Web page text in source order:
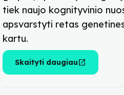
tiek naujo kognityvinio
apsvarstyti retas
kartu.
Skaityti daugiauopen_in_new